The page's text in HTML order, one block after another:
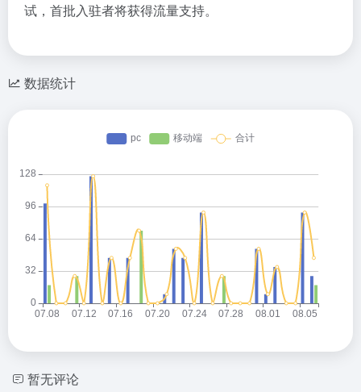
试，首批入驻者将获得流量支持。
数据统计
暂无评论